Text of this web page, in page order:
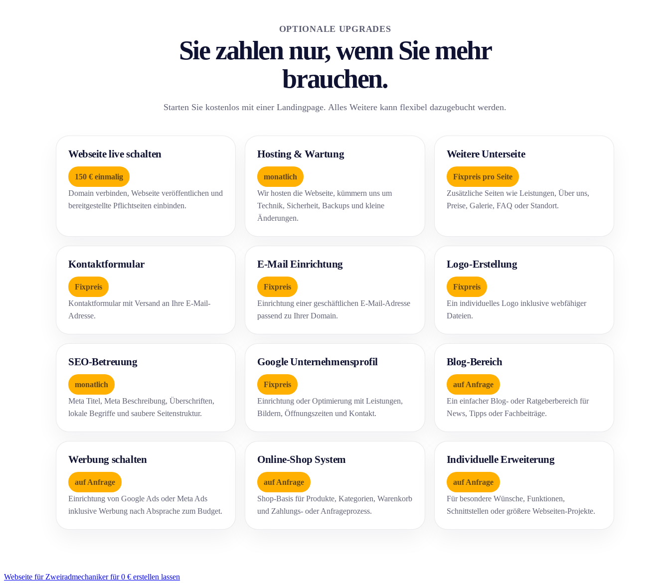
OPTIONALE UPGRADES
Sie zahlen nur, wenn Sie mehr
brauchen.
Starten Sie kostenlos mit einer Landingpage. Alles Weitere kann flexibel dazugebucht werden.
Webseite live schalten
150 € einmalig
Domain verbinden, Webseite veröffentlichen und
bereitgestellte Pflichtseiten einbinden.
Hosting & Wartung
monatlich
Wir hosten die Webseite, kümmern uns um
Technik, Sicherheit, Backups und kleine
Änderungen.
Weitere Unterseite
Fixpreis pro Seite
Zusätzliche Seiten wie Leistungen, Über uns,
Preise, Galerie, FAQ oder Standort.
Kontaktformular
Fixpreis
Kontaktformular mit Versand an Ihre E-Mail-
Adresse.
E-Mail Einrichtung
Fixpreis
Einrichtung einer geschäftlichen E-Mail-Adresse
passend zu Ihrer Domain.
Logo-Erstellung
Fixpreis
Ein individuelles Logo inklusive webfähiger
Dateien.
SEO-Betreuung
monatlich
Meta Titel, Meta Beschreibung, Überschriften,
lokale Begriffe und saubere Seitenstruktur.
Google Unternehmensprofil
Fixpreis
Einrichtung oder Optimierung mit Leistungen,
Bildern, Öffnungszeiten und Kontakt.
Blog-Bereich
auf Anfrage
Ein einfacher Blog- oder Ratgeberbereich für
News, Tipps oder Fachbeiträge.
Werbung schalten
auf Anfrage
Einrichtung von Google Ads oder Meta Ads
inklusive Werbung nach Absprache zum Budget.
Online-Shop System
auf Anfrage
Shop-Basis für Produkte, Kategorien, Warenkorb
und Zahlungs- oder Anfrageprozess.
Individuelle Erweiterung
auf Anfrage
Für besondere Wünsche, Funktionen,
Schnittstellen oder größere Webseiten-Projekte.
Webseite für Zweiradmechaniker für 0 € erstellen lassen